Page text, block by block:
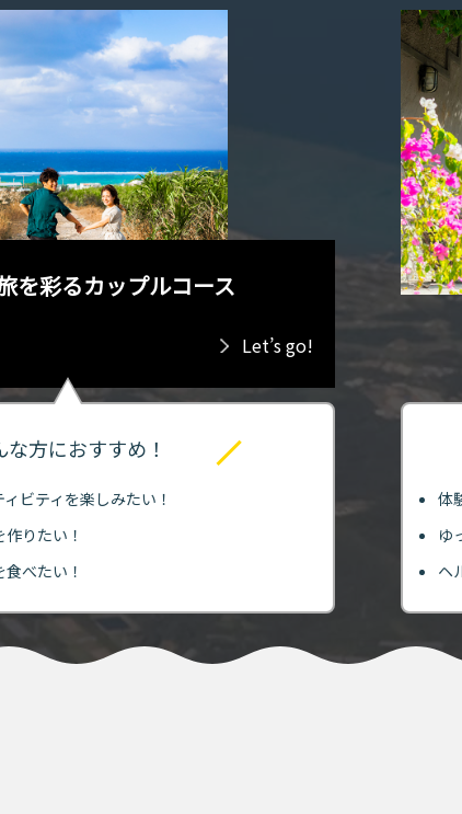
を彩るカップルコース
Let’s go!
な方におすすめ！
ビティを楽しみたい！
りたい！
べたい！
体
ゆ
ヘ